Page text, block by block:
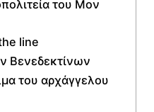
του Μον
line
Βενεδεκτίνων
του αρχάγγελου